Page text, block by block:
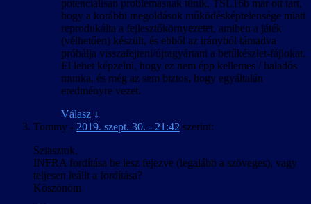
potenciálisan problémásnak tűnik, TSL16b már ott tart,
hogy a korábbi megoldások működésképtelensége miatt
reprodukálta a fejlesztőkörnyezetet, amiben a játék
(vélhetően) készült, és ebből az irányból támadva
próbálja visszafejteni/újragyártani a betűkészlet-fájlokat.
El lehet képzelni, hogy ez nem épp kellemes / haladós
munka, és még az sem biztos, hogy egyáltalán
eredményre vezet.
Válasz ↓
Tommy - 2019. szept. 30. - 21:42 szerint:
Sziasztok,
INFRA fordítása be lesz fejezve (legalább a szöveges), vagy
teljesen leállt a fordítása?
Köszönöm